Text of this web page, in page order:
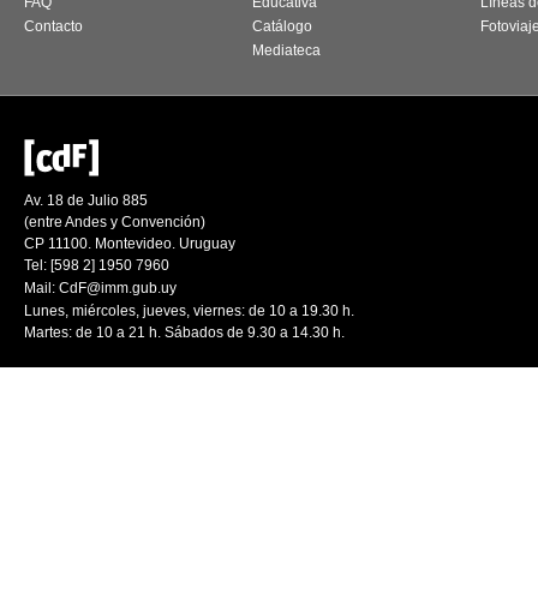
Contacto
Catálogo
Mediateca
Av. 18 de Julio 885
(entre Andes y Convención)
CP 11100. Montevideo. Uruguay
Tel: [598 2] 1950 7960
Mail: CdF@imm.gub.uy
Lunes, miércoles, jueves, viernes: de 10 a 19.30 h.
Martes: de 10 a 21 h. Sábados de 9.30 a 14.30 h.